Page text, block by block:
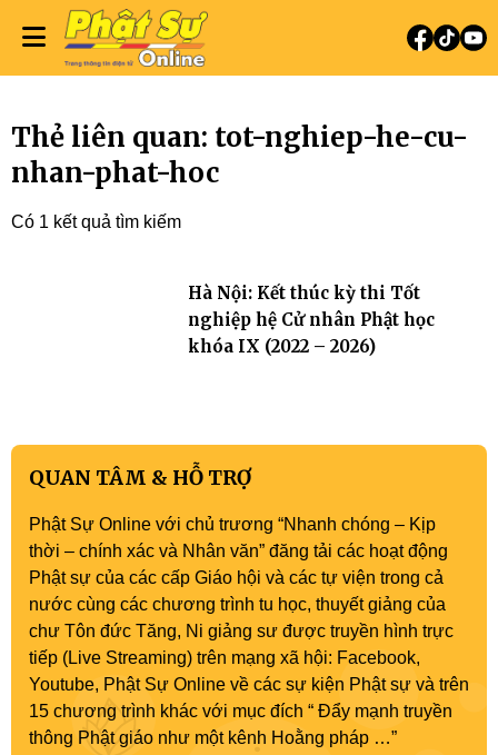
Thẻ liên quan: tot-nghiep-he-cu-
nhan-phat-hoc
Có 1 kết quả tìm kiếm
Hà Nội: Kết thúc kỳ thi Tốt
nghiệp hệ Cử nhân Phật học
khóa IX (2022 – 2026)
QUAN TÂM & HỖ TRỢ
Phật Sự Online với chủ trương “Nhanh chóng – Kịp
thời – chính xác và Nhân văn” đăng tải các hoạt động
Phật sự của các cấp Giáo hội và các tự viện trong cả
nước cùng các chương trình tu học, thuyết giảng của
chư Tôn đức Tăng, Ni giảng sư được truyền hình trực
tiếp (Live Streaming) trên mạng xã hội: Facebook,
Youtube, Phật Sự Online về các sự kiện Phật sự và trên
15 chương trình khác với mục đích “ Đẩy mạnh truyền
thông Phật giáo như một kênh Hoằng pháp …”